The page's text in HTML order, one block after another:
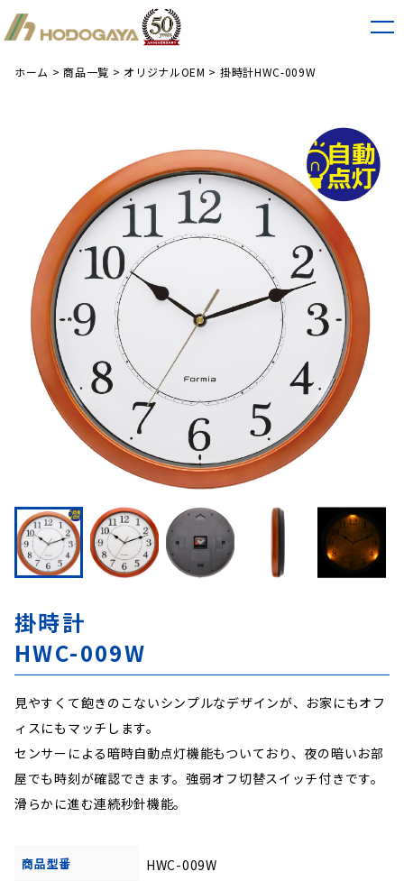
ホーム >商品一覧 > オリジナルOEM > 掛時計HWC-009W
掛時計
HWC-009W
見やすくて飽きのこないシンプルなデザインが、お家にもオフ
ィスにもマッチします。
センサーによる暗時自動点灯機能もついており、夜の暗いお部
屋でも時刻が確認できます。強弱オフ切替スイッチ付きです。
滑らかに進む連続秒針機能。
商品型番 HWC-009W